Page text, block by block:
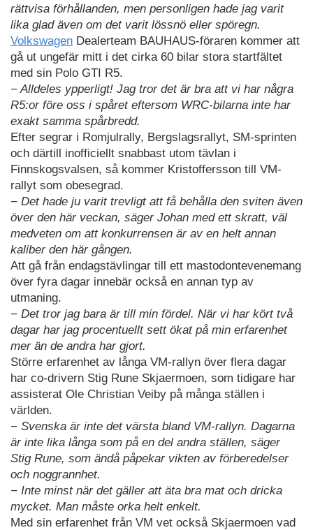
rättvisa förhållanden, men personligen hade jag varit
lika glad även om det varit lössnö eller spöregn.
Volkswagen Dealerteam BAUHAUS-föraren kommer att
gå ut ungefär mitt i det cirka 60 bilar stora startfältet
med sin Polo GTI R5.
− Alldeles ypperligt! Jag tror det är bra att vi har några
R5:or före oss i spåret eftersom WRC-bilarna inte har
exakt samma spårbredd.
Efter segrar i Romjulrally, Bergslagsrallyt, SM-sprinten
och därtill inofficiellt snabbast utom tävlan i
Finnskogsvalsen, så kommer Kristoffersson till VM-
rallyt som obesegrad.
− Det hade ju varit trevligt att få behålla den sviten även
över den här veckan, säger Johan med ett skratt, väl
medveten om att konkurrensen är av en helt annan
kaliber den här gången.
Att gå från endagstävlingar till ett mastodontevenemang
över fyra dagar innebär också en annan typ av
utmaning.
− Det tror jag bara är till min fördel. När vi har kört två
dagar har jag procentuellt sett ökat på min erfarenhet
mer än de andra har gjort.
Större erfarenhet av långa VM-rallyn över flera dagar
har co-drivern Stig Rune Skjaermoen, som tidigare har
assisterat Ole Christian Veiby på många ställen i
världen.
− Svenska är inte det värsta bland VM-rallyn. Dagarna
är inte lika långa som på en del andra ställen, säger
Stig Rune, som ändå påpekar vikten av förberedelser
och noggrannhet.
− Inte minst när det gäller att äta bra mat och dricka
mycket. Man måste orka helt enkelt.
Med sin erfarenhet från VM vet också Skjaermoen vad